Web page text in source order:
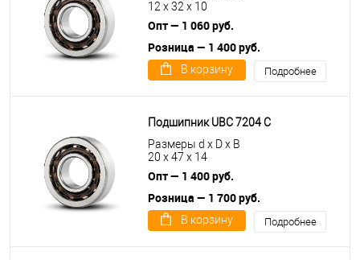
12 x 32 x 10
Опт — 1 060 руб.
Розница — 1 400 руб.
В корзину Подробнее
Подшипник UBC 7204 C
Размеры d x D x B
20 x 47 x 14
Опт — 1 400 руб.
Розница — 1 700 руб.
В корзину Подробнее